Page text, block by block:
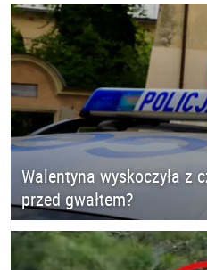
Walentyna wyskoczyła z
przed gwałtem?